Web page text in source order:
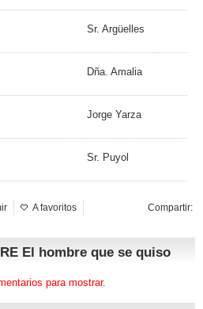
Sr. Argüelles
Dña. Amalia
Jorge Yarza
Sr. Puyol
Compartir:
A favoritos
El hombre que se quiso
para mostrar.